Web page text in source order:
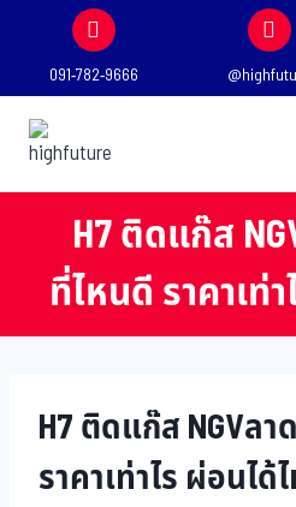
091-782-9666
H7 ติดแก๊ส
ที่ไหนดี ราคาเท่
H7 ติดแก๊ส NGVล
ราคาเท่าไร ผ่อนได้